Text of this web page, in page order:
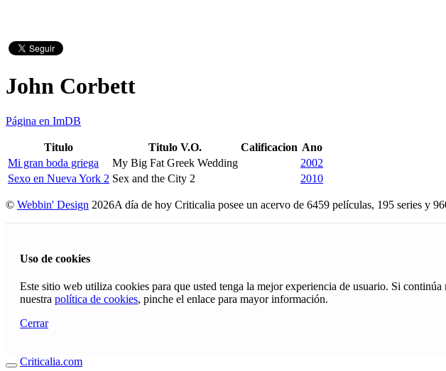
John Corbett
Página en ImDB
Titulo Titulo V.O. Calificacion Ano
Mi gran boda griega
My Big Fat Greek Wedding
2002
Sexo en Nueva York 2 Sex and the City 2 2010
© Webbin' Design 2026A día de hoy Criticalia posee un acervo de 6459 películas, 195 series y
Uso de cookies
Este sitio web utiliza cookies para que usted tenga la mejor experiencia de usuario. Si
nuestra política de cookies, pinche el enlace para mayor información.
Cerrar
Criticalia.com